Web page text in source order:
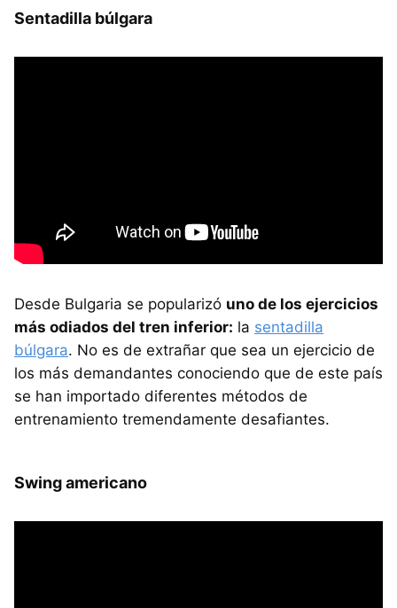
Sentadilla búlgara
Desde Bulgaria se popularizó uno de los ejercicios
más odiados del tren inferior: la sentadilla
búlgara. No es de extrañar que sea un ejercicio de
los más demandantes conociendo que de este país
se han importado diferentes métodos de
entrenamiento tremendamente desafiantes.
Swing americano